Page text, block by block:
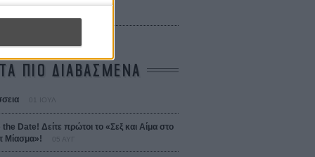
ΤΑ ΠΙΟ ΔΙΑΒΑΣΜΕΝΑ
the Date! Δείτε πρώτοι το «Σεξ και Αίμα στο
Μίασμα»!